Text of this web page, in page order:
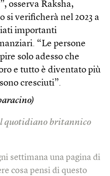
osserva Raksha,
si verificherà nel 2023 a
importanti
“Le persone
solo adesso che
e tutto è diventato più
cresciuti”.
quotidiano britannico
settimana una pagina di
cosa pensi di questo